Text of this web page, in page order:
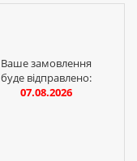
Ваше замовлення
буде відправлено:
07.08.2026